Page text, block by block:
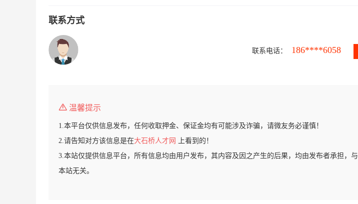
联系方式
联系电话： 186****6058
温馨提示
1.本平台仅供信息发布，任何收取押金、保证金均有可能涉及诈骗，请微友务必谨慎！
2.请告知对方该信息是在大石桥人才网
上看到的！
3.本站仅提供信息平台，所有信息均由用户发布，其内容及因之产生的后果，均由发布者承担，与
本站无关。